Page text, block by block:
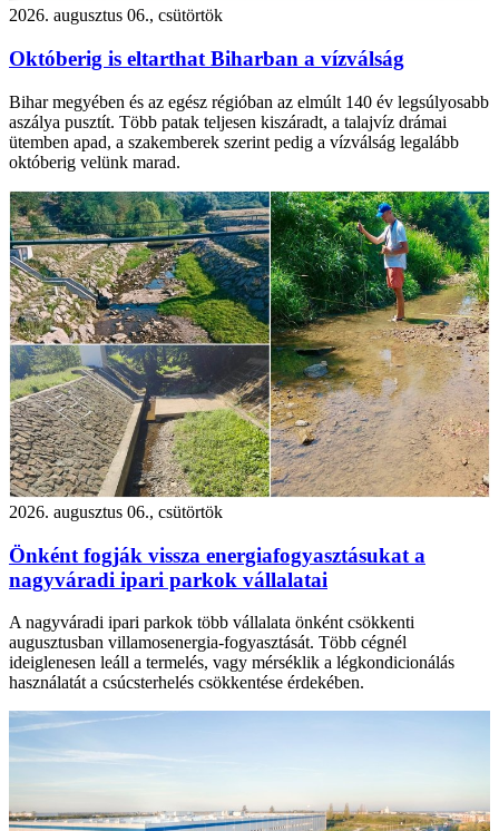
2026. augusztus 06., csütörtök
Októberig is eltarthat Biharban a vízválság
Bihar megyében és az egész régióban az elmúlt 140 év legsúlyosabb
aszálya pusztít. Több patak teljesen kiszáradt, a talajvíz drámai
ütemben apad, a szakemberek szerint pedig a vízválság legalább
októberig velünk marad.
2026. augusztus 06., csütörtök
Önként fogják vissza energiafogyasztásukat a
nagyváradi ipari parkok vállalatai
A nagyváradi ipari parkok több vállalata önként csökkenti
augusztusban villamosenergia-fogyasztását. Több cégnél
ideiglenesen leáll a termelés, vagy mérséklik a légkondicionálás
használatát a csúcsterhelés csökkentése érdekében.